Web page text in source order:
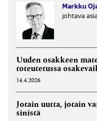
Markku
johtava
Uuden osakkeen
toteutetussa
14.4.2026
Jotain uutta, jotain
sinistä